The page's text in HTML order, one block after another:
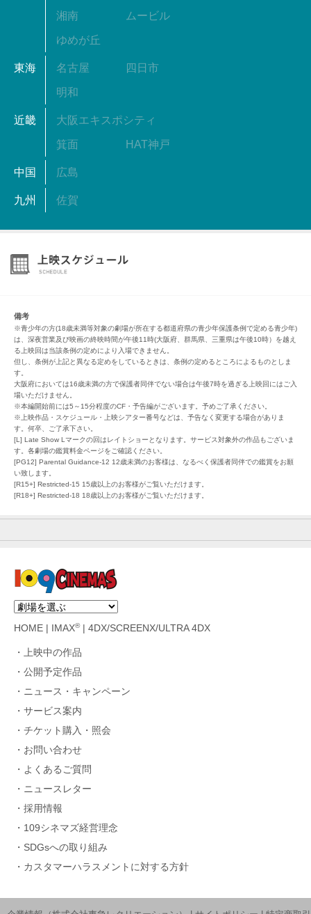
湘南 ムービル
ゆめが丘
東海 名古屋 四日市
明和
近畿 大阪エキスポシティ
箕面 HAT神戸
中国 広島
九州 佐賀
備考
※青少年の方(18歳未満等対象の劇場が所在する都道府県の青少年保護条例で定める青少年)
は、深夜営業及び映画の終映時間が午後11時(大阪府、群馬県、三重県は午後10時）を越え
る上映回は当該条例の定めにより入場できません。
但し、条例が上記と異なる定めをしているときは、条例の定めるところによるものとしま
す。
大阪府においては16歳未満の方で保護者同伴でない場合は午後7時を過ぎる上映回にはご入
場いただけません。
※本編開始前には5～15分程度のCF・予告編がございます。予めご了承ください。
※上映作品・スケジュール・上映シアター番号などは、予告なく変更する場合がありま
す。何卒、ご了承下さい。
[L] Late Show Lマークの回はレイトショーとなります。サービス対象外の作品もございま
す。各劇場の鑑賞料金ページをご確認ください。
[PG12] Parental Guidance-12 12歳未満のお客様は、なるべく保護者同伴での鑑賞をお願
い致します。
[R15+] Restricted-15 15歳以上のお客様がご覧いただけます。
[R18+] Restricted-18 18歳以上のお客様がご覧いただけます。
HOME IMAX®| 4DX/SCREENX/ULTRA 4DX
上映中の作品
公開予定作品
ニュース・キャンペーン
サービス案内
チケット購入・照会
お問い合わせ
よくあるご質問
ニュースレター
採用情報
109シネマズ経営理念
SDGsへの取り組み
カスタマーハラスメントに対する方針